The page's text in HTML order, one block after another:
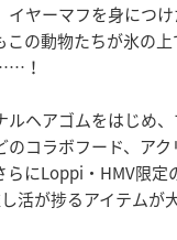
イヤーマフを身につ
この動物たちが氷の
！
ルヘアゴムをはじめ
のコラボフード、ア
にLoppi・HMV限定
活が捗るアイテムが